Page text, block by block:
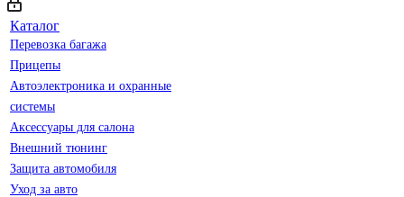
Каталог
Перевозка багажа
Прицепы
Автоэлектроника и охранные
системы
Аксессуары для салона
Внешний тюнинг
Защита автомобиля
Уход за авто